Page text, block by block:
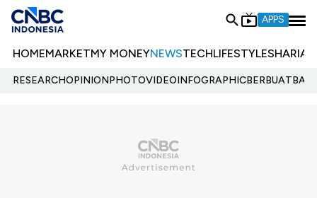
APPS
HOMEMARKETMY MONEYNEWSTECHLIFESTYLESHARIA
RESEARCHOPINIONPHOTOVIDEOINFOGRAPHIC